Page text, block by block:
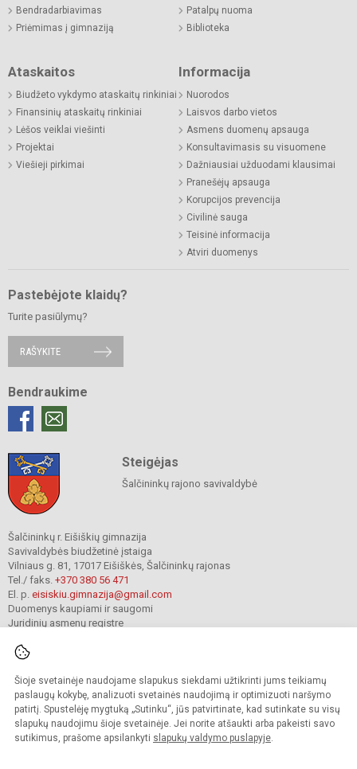
Šioje svetainėje naudojame slapukus siekdami užtikrinti jums teikiamų
paslaugų kokybę, analizuoti svetainės naudojimą ir optimizuoti naršymo
patirtį. Spustelėję mygtuką „Sutinku“, jūs patvirtinate, kad sutinkate su visų
slapukų naudojimu šioje svetainėje. Jei norite atšaukti arba pakeisti savo
sutikimus, prašome apsilankyti slapukų valdymo puslapyje.
Bendradarbiavimas
Priėmimas į gimnaziją
Patalpų nuoma
Biblioteka
Ataskaitos
Biudžeto vykdymo ataskaitų rinkiniai
Finansinių ataskaitų rinkiniai
Lėšos veiklai viešinti
Projektai
Viešieji pirkimai
Informacija
Nuorodos
Laisvos darbo vietos
Asmens duomenų apsauga
Konsultavimasis su visuomene
Dažniausiai užduodami klausimai
Pranešėjų apsauga
Korupcijos prevencija
Civilinė sauga
Teisinė informacija
Atviri duomenys
Pastebėjote klaidų?
Turite pasiūlymų?
RAŠYKITE
Bendraukime
Steigėjas
Šalčininkų rajono savivaldybė
Šalčininkų r. Eišiškių gimnazija
Savivaldybės biudžetinė įstaiga
Vilniaus g. 81, 17017 Eišiškės, Šalčininkų rajonas
Tel./ faks. +370 380 56 471
El. p. eisiskiu.gimnazija@gmail.com
Duomenys kaupiami ir saugomi
Juridinių asmenų registre
© 2024. Šalčininkų r. Eišiškių gimnazija. Visos teisės saugomos.
Kopijuoti turinį be raštiško įstaigos administracijos sutikimo griežtai draudžiama.
Prieinamumo paraiška Slapukų valdymas